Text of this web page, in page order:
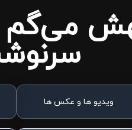
می‌گم
ویدیو ها و عکس ها